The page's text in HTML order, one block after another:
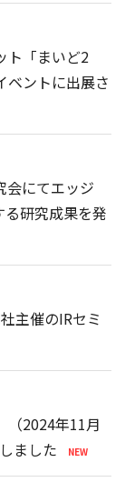
ト「まいど2
ベントに出展さ
会にてエッジ
研究成果を発
主催のIRセミ
（2024年11月
ました